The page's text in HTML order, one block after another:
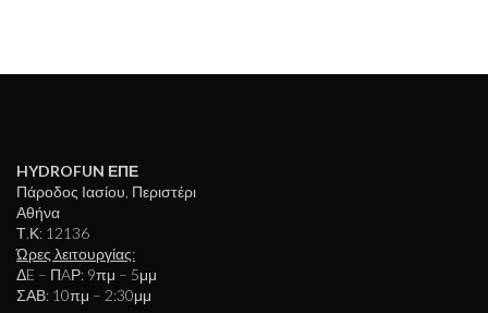
HYDROFUN ΕΠΕ
Πάροδος Ιασίου, Περιστέρι
Αθήνα
Τ.Κ: 12136
Ώρες λειτουργίας:
ΔE – ΠAΡ: 9πμ – 5μμ
ΣΑΒ: 10πμ – 2:30μμ